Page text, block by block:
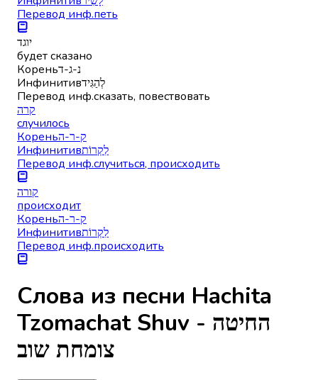
Перевод инф.петь
יוגד
будет сказано
Кореньנ-ג-ד
Инфинитивלְהַגִּיד
Перевод инф.сказать, повествовать
קרה
случилось
Кореньק-ר-ה
Инфинитивלִקְרוֹת
Перевод инф.случиться, происходить
קורה
происходит
Кореньק-ר-ה
Инфинитивלִקְרוֹת
Перевод инф.происходить
Слова из песни Hachita
Tzomachat Shuv - החיטה
צומחת שוב